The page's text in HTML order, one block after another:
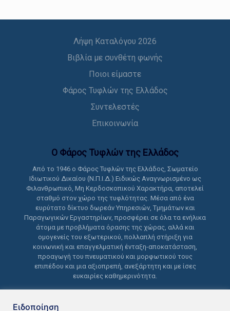
Λήψη Καταλόγου 2026
Βιβλία με συνθέτη φωνής
Ποιοι είμαστε
Φάρος Τυφλών της Ελλάδος
Συντελεστές
Επικοινωνία
Ο Φάρος Τυφλών της Ελλάδoς
Από το 1946 ο Φάρος Τυφλών της Ελλάδος, Σωματείο
Ιδιωτικού Δικαίου (Ν.Π.Ι.Δ.) Ειδικώς Αναγνωρισμένο ως
Φιλανθρωπικό, Μη Κερδοσκοπικού Χαρακτήρα, αποτελεί
σταθμό στον χώρο της τυφλότητας. Μέσα από ένα
ευρύτατο δίκτυο δωρεάν Υπηρεσιών, Τμημάτων και
Παραγωγικών Εργαστηρίων, προσφέρει σε όλα τα ενήλικα
άτομα με προβλήματα όρασης της χώρας, αλλά και
ομογενείς του εξωτερικού, πολλαπλή στήριξη για
κοινωνική και επαγγελματική ένταξη-αποκατάσταση,
προαγωγή του πνευματικού και μορφωτικού τους
επιπέδου και μια αξιοπρεπή, ανεξάρτητη και με ίσες
ευκαιρίες καθημερινότητα.
Ειδοποίηση